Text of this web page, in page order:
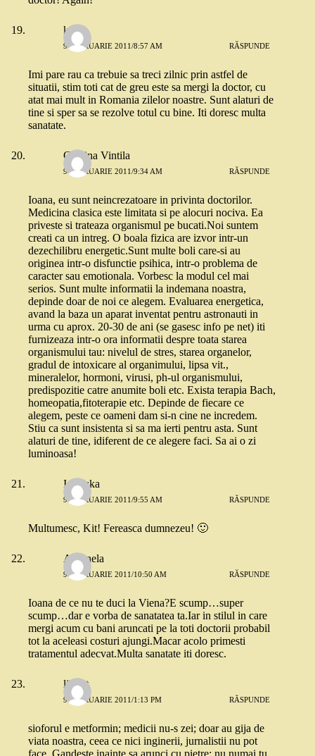
kit
9 FEBRUARIE 2011/8:57 AM RĂSPUNDE
Imi pare rau ca trebuie sa treci zilnic prin astfel de
situatii, stim toti cat de greu este sa mergi la doctor, cu
atat mai mult in Romania zilelor noastre. Sunt alaturi de
tine si sper sa se rezolve totul cu bine. Iti doresc multa
sanatate.
Cristina Vintila
9 FEBRUARIE 2011/9:34 AM RĂSPUNDE
Ioana, eu sunt neincrezatoare in privinta doctorilor.
Medicina clasica este limitata si pe alocuri nociva. Ea
priveste si trateaza organismul pe bucati.Noi suntem
creati ca un intreg. O boala fizica are izvor intr-un
dezechilibru energetic.Sunt multe boli care-si au
originea intr-o disfunctie psihica, intr-o problema de
caracter sau emotionala. Vorbesc la modul cel mai
serios. Sunt multe informatii la indemana noastra,
depinde doar de noi ce alegem. Evaluarea energetica,
avand la baza un aparat inventat pentru astronauti in
urma cu aprox. 20-30 de ani (se gasesc info pe net) iti
furnizeaza intr-o ora informatii despre toata starea
organismului tau: nivelul de stres, starea organelor,
gradul de intoxicare al organimului, lipsa vit.,
mineralelor, hormoni, virusi, ph-ul organismului,
predispozitie catre anumite boli etc. Exista terapia Bach,
homeopatia,fitoterapie etc. Depinde de fiecare ce
alegem, peste ce oameni dam si-n cine ne incredem.
Stiu ca sunt insistenta si sa ma ierti pentru asta. Sunt
alaturi de tine, idiferent de ce alegere faci. Sa ai o zi
luminoasa!
Ionouka
9 FEBRUARIE 2011/9:55 AM RĂSPUNDE
Multumesc, Kit! Fereasca dumnezeu! 🙂
Antonela
9 FEBRUARIE 2011/10:50 AM RĂSPUNDE
Ioana de ce nu te duci la Viena?E scump…super
scump…dar e vorba de sanatatea ta.Iar in stilul in care
mergi acum cu bani aruncati pe la toti doctorii probabil
tot la aceleasi costuri ajungi.Macar acolo primesti
tratamentul adecvat.Multa sanatate iti doresc.
liliput
9 FEBRUARIE 2011/1:13 PM RĂSPUNDE
sioforul e metformin; medicii nu-s zei; doar au gija de
viata noastra, ceea ce nici inginerii, jurnalistii nu pot
face. Gandeste inainte sa arunci cu pietre; nu numai tu